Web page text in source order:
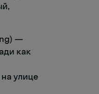
—
как
улице